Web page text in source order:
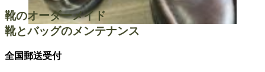
靴のオーダーメイド
靴とバッグのメンテナンス
全国郵送受付